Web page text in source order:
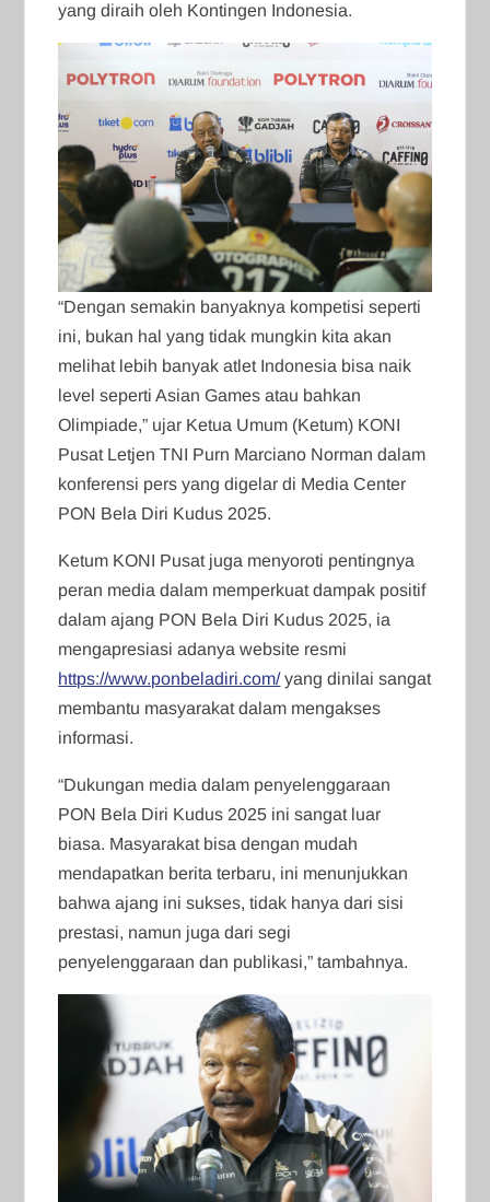
yang diraih oleh Kontingen Indonesia.
“Dengan semakin banyaknya kompetisi seperti
ini, bukan hal yang tidak mungkin kita akan
melihat lebih banyak atlet Indonesia bisa naik
level seperti Asian Games atau bahkan
Olimpiade,” ujar Ketua Umum (Ketum) KONI
Pusat Letjen TNI Purn Marciano Norman dalam
konferensi pers yang digelar di Media Center
PON Bela Diri Kudus 2025.
Ketum KONI Pusat juga menyoroti pentingnya
peran media dalam memperkuat dampak positif
dalam ajang PON Bela Diri Kudus 2025, ia
mengapresiasi adanya website resmi
https://www.ponbeladiri.com/yang dinilai sangat
membantu masyarakat dalam mengakses
informasi.
“Dukungan media dalam penyelenggaraan
PON Bela Diri Kudus 2025 ini sangat luar
biasa. Masyarakat bisa dengan mudah
mendapatkan berita terbaru, ini menunjukkan
bahwa ajang ini sukses, tidak hanya dari sisi
prestasi, namun juga dari segi
penyelenggaraan dan publikasi,” tambahnya.